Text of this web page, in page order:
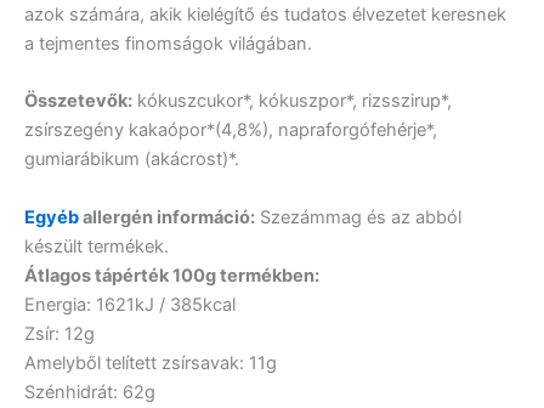
azok számára, akik kielégítő és tudatos élvezetet keresnek
a tejmentes finomságok világában.
Összetevők: kókuszcukor*, kókuszpor*, rizsszirup*,
zsírszegény kakaópor*(4,8%), napraforgófehérje*,
gumiarábikum (akácrost)*.
Egyéballergén információ: Szezámmag és az abból
készült termékek.
Átlagos tápérték 100g termékben:
Energia: 1621kJ / 385kcal
Zsír: 12g
Amelyből telített zsírsavak: 11g
Szénhidrát: 62g